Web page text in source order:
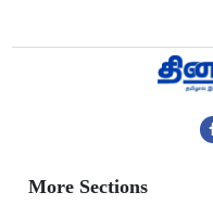
More Sections